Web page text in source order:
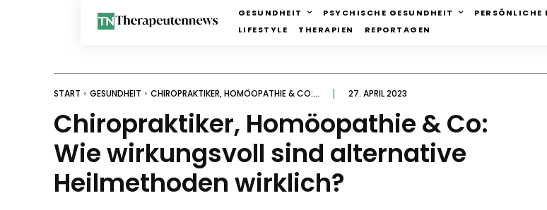
GESUNDHEIT PSYCHISCHE GESUNDHEIT
LIFESTYLE
THERAPIEN REPORTAGEN
START GESUNDHEIT CHIROPRAKTIKER, HOMÖOPATHIE & CO:... 27. APRIL 2023
Chiropraktiker, Homöopathie & Co:
Wie wirkungsvoll sind alternative
Heilmethoden wirklich?